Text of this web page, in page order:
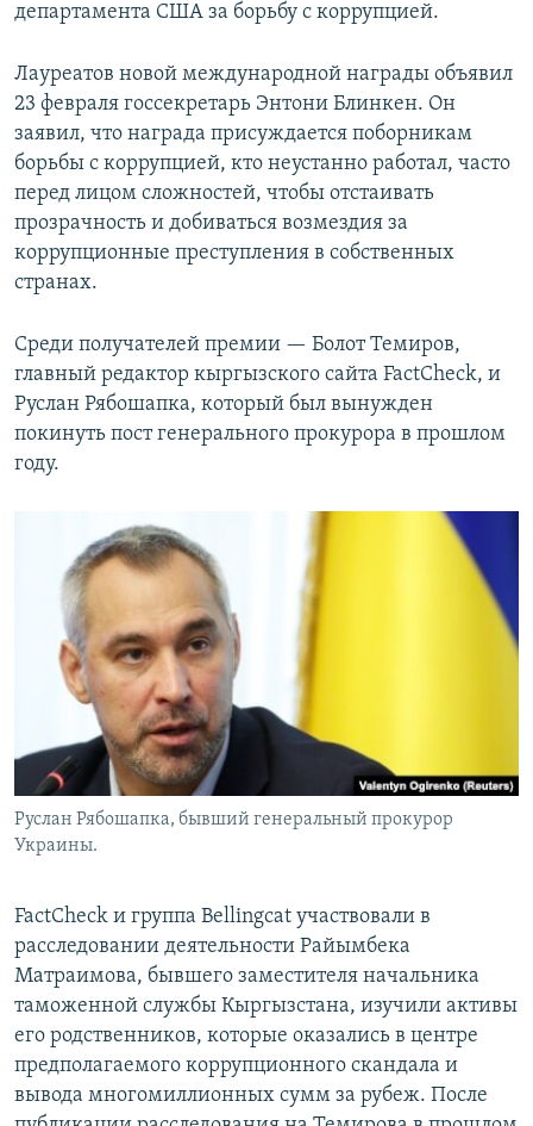
департамента США за борьбу с коррупцией.
Лауреатов новой международной награды объявил
23 февраля госсекретарь Энтони Блинкен. Он
заявил, что награда присуждается поборникам
борьбы с коррупцией, кто неустанно работал, часто
перед лицом сложностей, чтобы отстаивать
прозрачность и добиваться возмездия за
коррупционные преступления в собственных
странах.
Среди получателей премии — Болот Темиров,
главный редактор кыргызского сайта FactCheck, и
Руслан Рябошапка, который был вынужден
покинуть пост генерального прокурора в прошлом
году.
Руслан Рябошапка, бывший генеральный прокурор
Украины.
FactCheck и группа Bellingcat участвовали в
расследовании деятельности Райымбека
Матраимова, бывшего заместителя начальника
таможенной службы Кыргызстана, изучили активы
его родственников, которые оказались в центре
предполагаемого коррупционного скандала и
вывода многомиллионных сумм за рубеж. После